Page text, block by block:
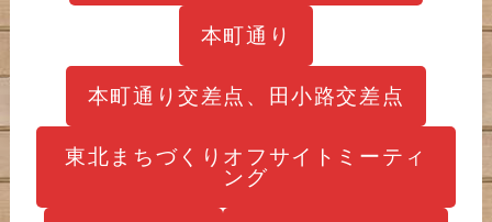
本町通り
本町通り交差点、田小路交差点
東北まちづくりオフサイトミーティ
ング